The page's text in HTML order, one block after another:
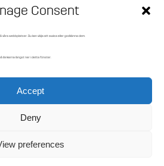
Consent
webbplatser. Du kan välja att avvisa eller godkänna dem.
länkarna längst ner i detta fönster.
Accept
Deny
preferences